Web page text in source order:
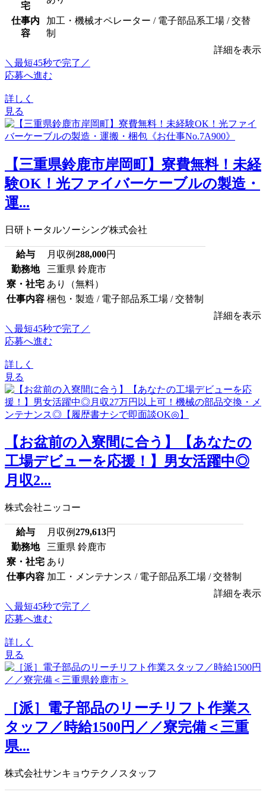
宅
仕事内
容
加工・機械オペレーター / 電子部品系工場 / 交替
制
詳細を表示
＼最短45秒で完了／
応募へ進む
詳しく
見る
【三重県鈴鹿市岸岡町】寮費無料！未経
験OK！光ファイバーケーブルの製造・
運...
日研トータルソーシング株式会社
給与 月収例288,000円
勤務地
三重県 鈴鹿市
寮・社宅 あり（無料）
仕事内容 梱包・製造 / 電子部品系工場 / 交替制
詳細を表示
＼最短45秒で完了／
応募へ進む
詳しく
見る
【お盆前の入寮間に合う】【あなたの
工場デビューを応援！】男女活躍中◎
月収2...
株式会社ニッコー
給与 月収例279,613円
勤務地
三重県 鈴鹿市
寮・社宅 あり
仕事内容 加工・メンテナンス / 電子部品系工場 / 交替制
詳細を表示
＼最短45秒で完了／
応募へ進む
詳しく
見る
［派］電子部品のリーチリフト作業ス
タッフ／時給1500円／／寮完備＜三重
県...
株式会社サンキョウテクノスタッフ